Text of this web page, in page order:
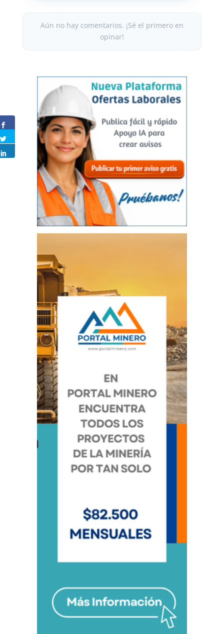
Aún no hay comentarios. ¡Sé el primero en
opinar!